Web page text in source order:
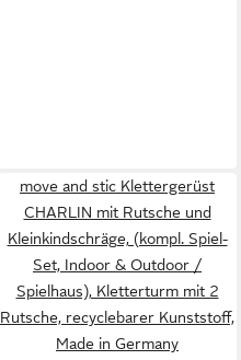
move and stic Klettergerüst
CHARLIN mit Rutsche und
Kleinkindschräge, (kompl. Spiel-
Set, Indoor & Outdoor /
Spielhaus), Kletterturm mit 2
Rutsche, recyclebarer Kunststoff,
Made in Germany